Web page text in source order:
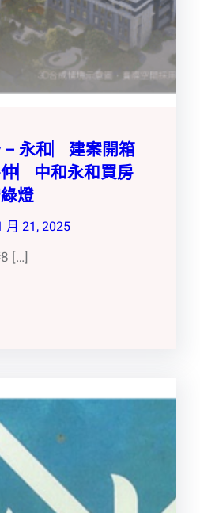
永和︳建案開箱
仲︳中和永和買房
燈
月 21, 2025
[…]